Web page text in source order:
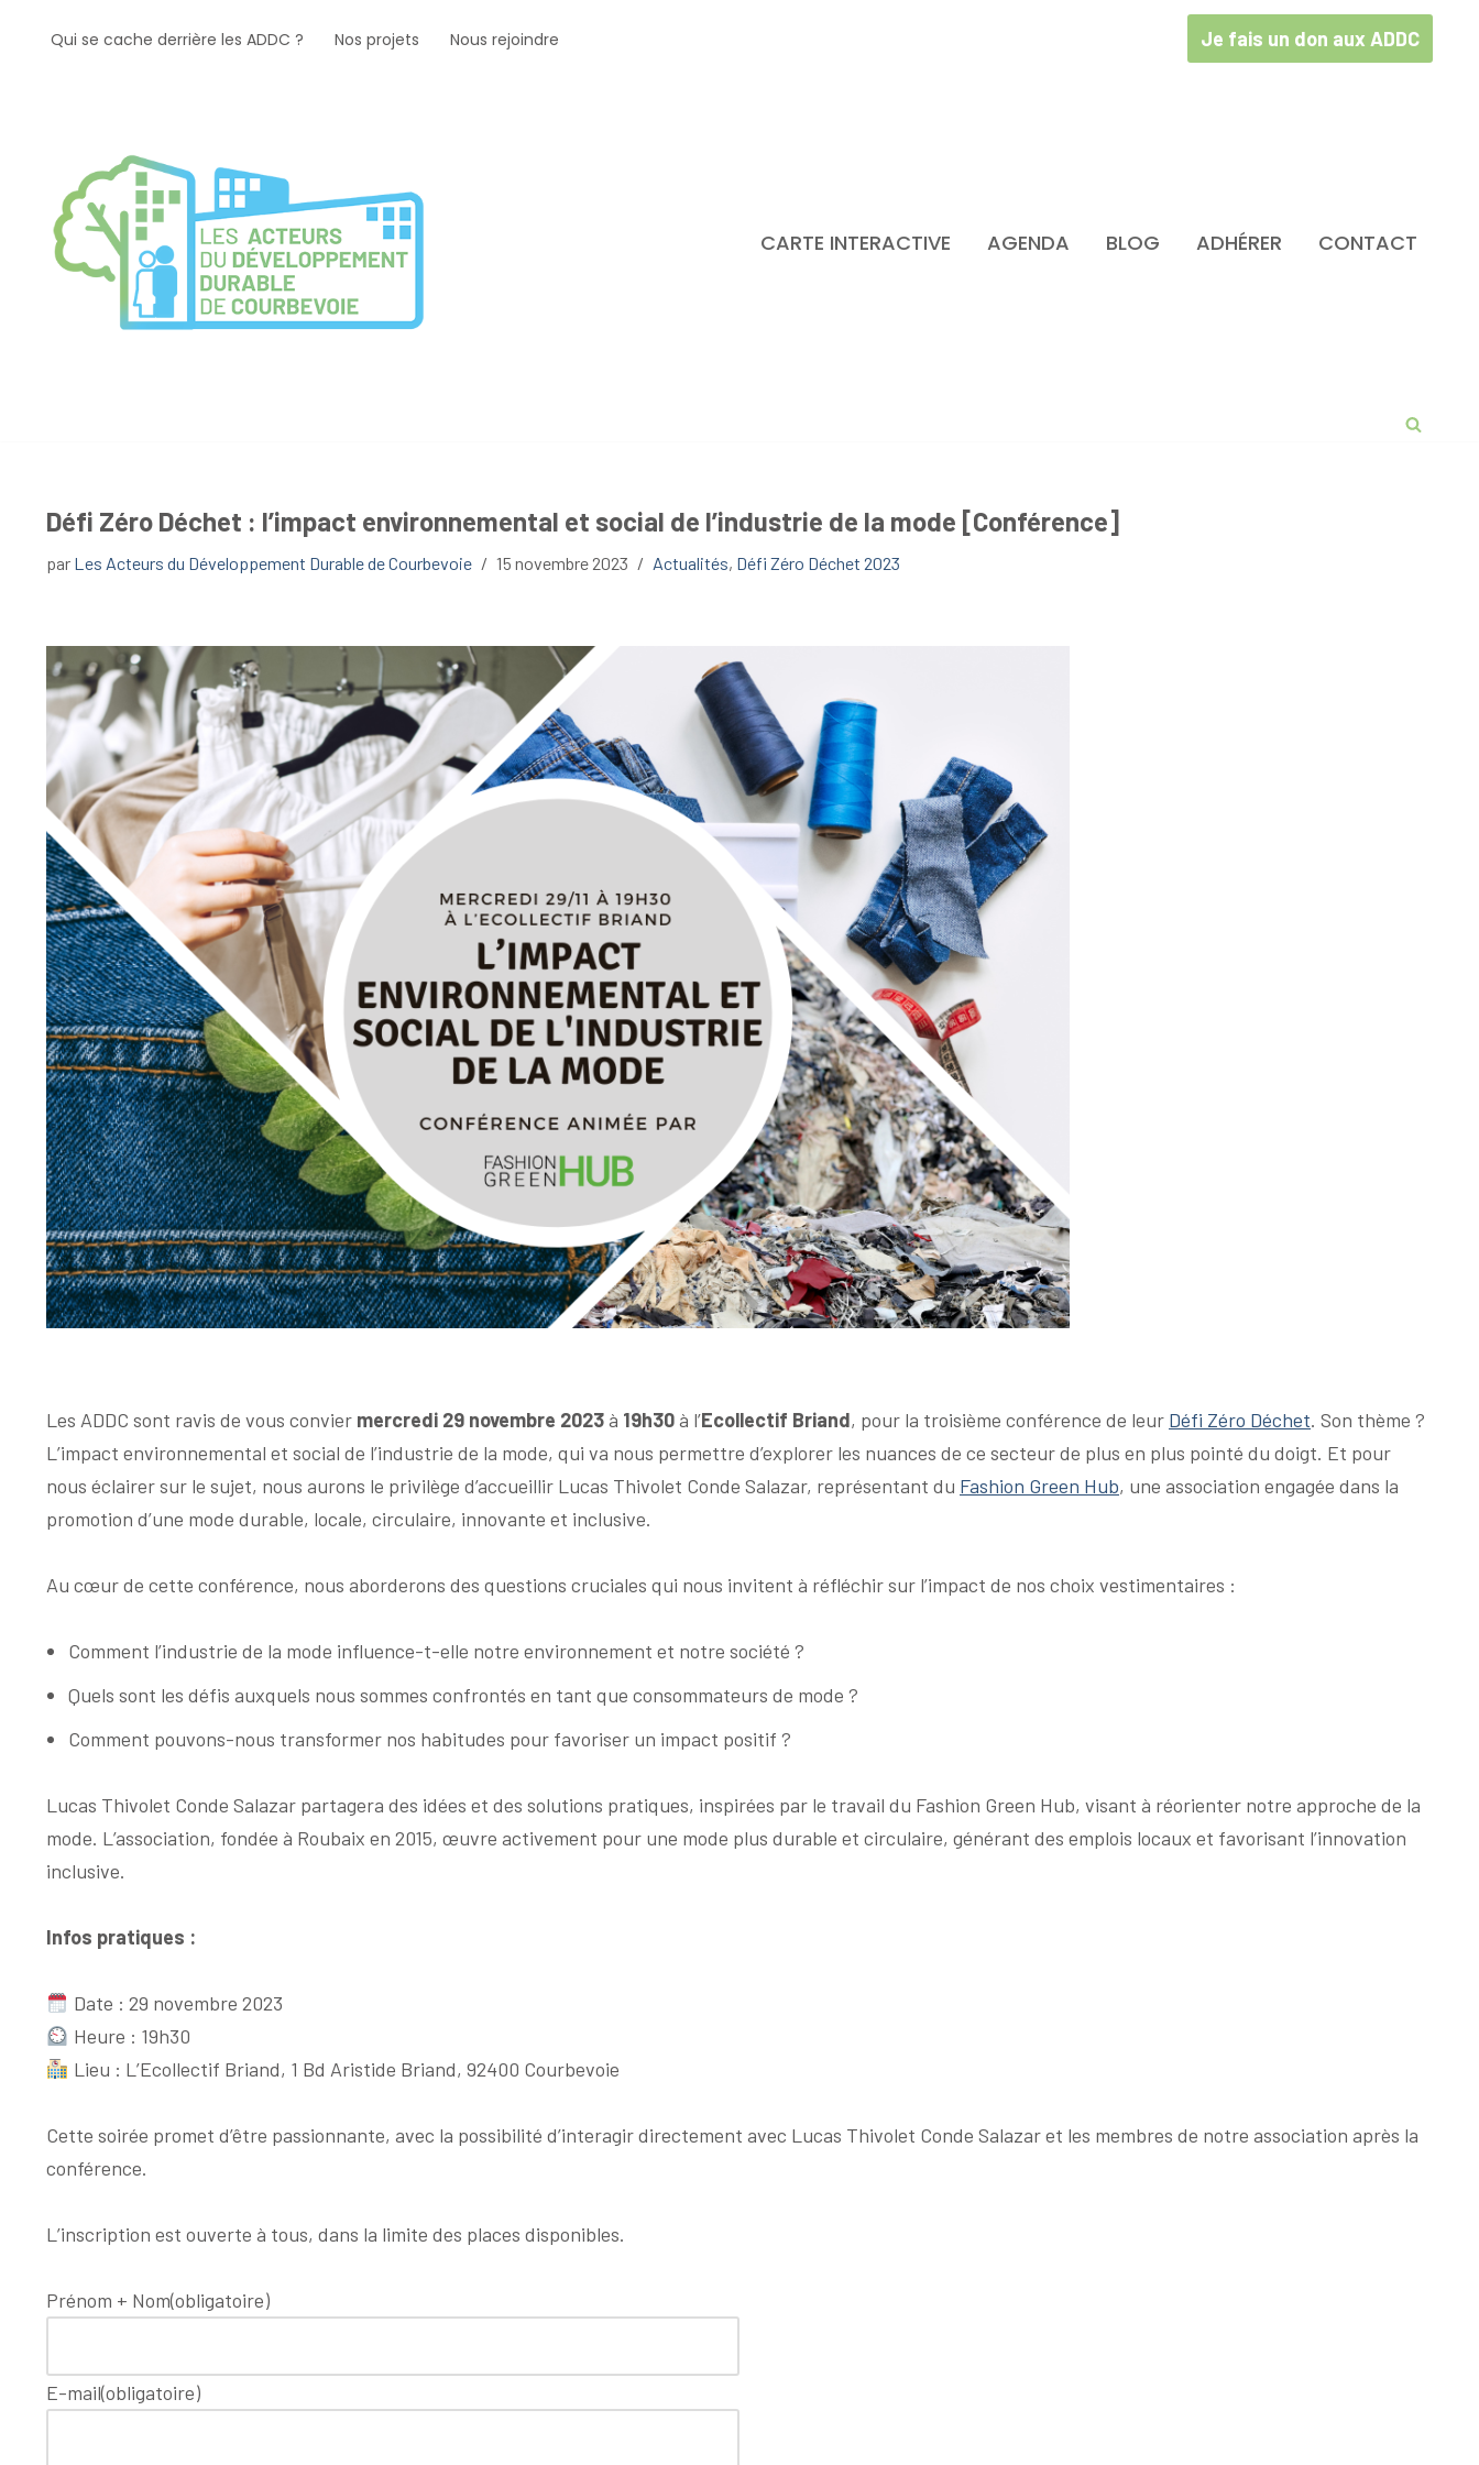
Qui se cache derrière les ADDC ? Nos projets Nous rejoindre Je fais un don aux ADDC
CARTE INTERACTIVE AGENDA BLOG ADHÉRER CONTACT
Défi Zéro Déchet : l’impact environnemental et social de l’industrie de la mode [Conférence]
par Les Acteurs du Développement Durable de Courbevoie 15 novembre 2023 Actualités, Défi Zéro Déchet 2023
Les ADDC sont ravis de vous convier mercredi 29 novembre 2023à 19h30à l’Ecollectif Briand, pour la troisième conférence de leur Défi Zéro Déchet. Son thème ?
L’impact environnemental et social de l’industrie de la mode, qui va nous permettre d’explorer les nuances de ce secteur de plus en plus pointé du doigt. Et pour
nous éclairer sur le sujet, nous aurons le privilège d’accueillir Lucas Thivolet Conde Salazar, représentant du Fashion Green Hub, une association engagée dans la
promotion d’une mode durable, locale, circulaire, innovante et inclusive.
Au cœur de cette conférence, nous aborderons des questions cruciales qui nous invitent à réfléchir sur l’impact de nos choix vestimentaires :
Comment l’industrie de la mode influence-t-elle notre environnement et notre société ?
Quels sont les défis auxquels nous sommes confrontés en tant que consommateurs de mode ?
Comment pouvons-nous transformer nos habitudes pour favoriser un impact positif ?
Lucas Thivolet Conde Salazar partagera des idées et des solutions pratiques, inspirées par le travail du Fashion Green Hub, visant à réorienter notre approche de la
mode. L’association, fondée à Roubaix en 2015, œuvre activement pour une mode plus durable et circulaire, générant des emplois locaux et favorisant l’innovation
inclusive.
Infos pratiques :
Date : 29 novembre 2023
Heure : 19h30
Lieu : L’Ecollectif Briand, 1 Bd Aristide Briand, 92400 Courbevoie
Cette soirée promet d’être passionnante, avec la possibilité d’interagir directement avec Lucas Thivolet Conde Salazar et les membres de notre association après la
conférence.
L’inscription est ouverte à tous, dans la limite des places disponibles.
Prénom + Nom(obligatoire)
E-mail(obligatoire)